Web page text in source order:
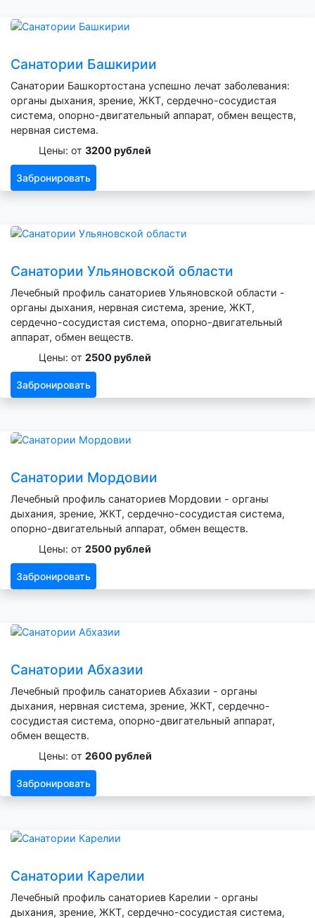
Санатории Башкирии
Санатории Башкортостана успешно лечат заболевания:
органы дыхания, зрение, ЖКТ, сердечно-сосудистая
система, опорно-двигательный аппарат, обмен веществ,
нервная система.
Цены: от 3200 рублей
Забронировать
Санатории Ульяновской области
Лечебный профиль санаториев Ульяновской области -
органы дыхания, нервная система, зрение, ЖКТ,
сердечно-сосудистая система, опорно-двигательный
аппарат, обмен веществ.
Цены: от 2500 рублей
Забронировать
Санатории Мордовии
Лечебный профиль санаториев Мордовии - органы
дыхания, зрение, ЖКТ, сердечно-сосудистая система,
опорно-двигательный аппарат, обмен веществ.
Цены: от 2500 рублей
Забронировать
Санатории Абхазии
Лечебный профиль санаториев Абхазии - органы
дыхания, нервная система, зрение, ЖКТ, сердечно-
сосудистая система, опорно-двигательный аппарат,
обмен веществ.
Цены: от 2600 рублей
Забронировать
Санатории Карелии
Лечебный профиль санаториев Карелии - органы
дыхания, зрение, ЖКТ, сердечно-сосудистая система,